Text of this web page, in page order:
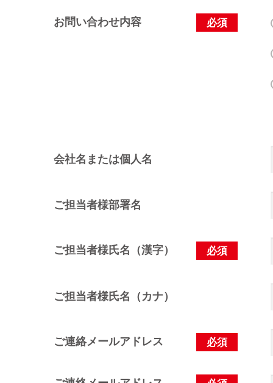
お問い合わせ内容 必須
会社名または個人名
ご担当者様部署名
ご担当者様氏名（漢字） 必須
ご担当者様氏名（カナ）
ご連絡メールアドレス 必須